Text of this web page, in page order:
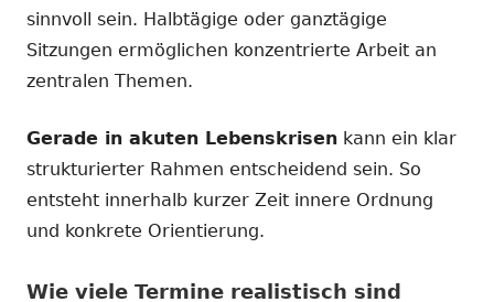
sinnvoll sein. Halbtägige oder ganztägige
Sitzungen ermöglichen konzentrierte Arbeit an
zentralen Themen.
Gerade in akuten Lebenskrisen kann ein klar
strukturierter Rahmen entscheidend sein. So
entsteht innerhalb kurzer Zeit innere Ordnung
und konkrete Orientierung.
Wie viele Termine realistisch sind